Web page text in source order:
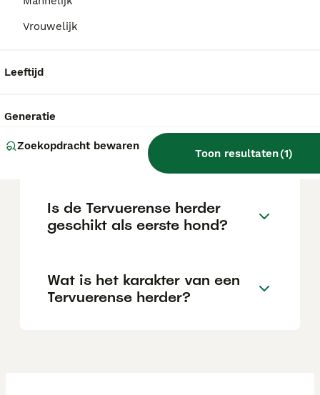
Vrouwelijk
Leeftijd
Generatie
Zoekopdracht bewaren
Toon resultaten(1)
Wat kost een Tervuerense
herder pup?
Is de Tervuerense herder
geschikt als eerste hond?
Wat is het karakter van een
Tervuerense herder?